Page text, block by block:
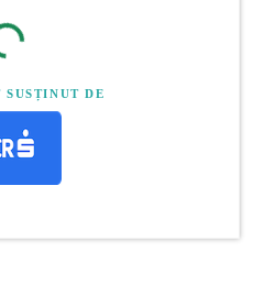
SUSȚINUT DE